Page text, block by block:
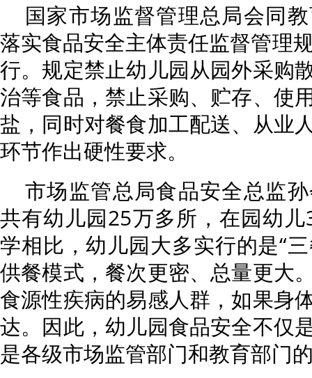
国家市场监督管理总局会同
落实食品安全主体责任监督管理
行。规定禁止幼儿园从园外采购
治等食品，禁止采购、贮存、使
盐，同时对餐食加工配送、从业
环节作出硬性要求。
市场监管总局食品安全总监
共有幼儿园25万多所，在园幼
学相比，幼儿园大多实行的是“
供餐模式，餐次更密、总量更大
食源性疾病的易感人群，如果身
达。因此，幼儿园食品安全不仅
是各级市场监管部门和教育部门